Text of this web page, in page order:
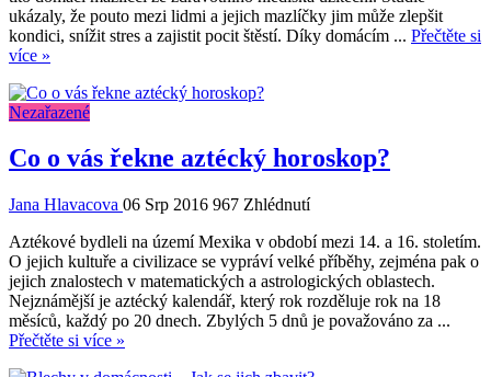
ukázaly, že pouto mezi lidmi a jejich mazlíčky jim může zlepšit
kondici, snížit stres a zajistit pocit štěstí. Díky domácím ... Přečtěte si
více »
Nezařazené
Co o vás řekne aztécký horoskop?
Jana Hlavacova 06 Srp 2016 967 Zhlédnutí
Aztékové bydleli na území Mexika v období mezi 14. a 16. stoletím.
O jejich kultuře a civilizace se vypráví velké příběhy, zejména pak o
jejich znalostech v matematických a astrologických oblastech.
Nejznámější je aztécký kalendář, který rok rozděluje rok na 18
měsíců, každý po 20 dnech. Zbylých 5 dnů je považováno za ...
Přečtěte si více »